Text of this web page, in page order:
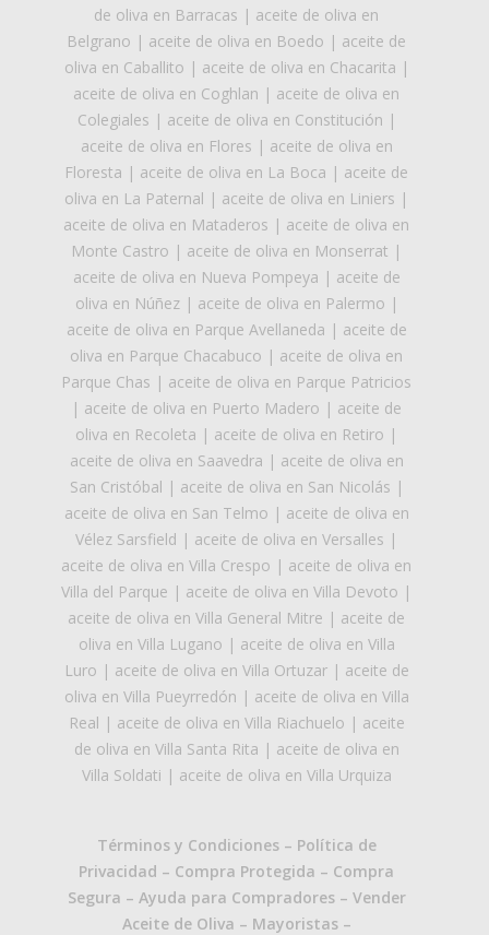
de oliva en Barracas | aceite de oliva en
Belgrano | aceite de oliva en Boedo | aceite de
oliva en Caballito | aceite de oliva en Chacarita |
aceite de oliva en Coghlan | aceite de oliva en
Colegiales | aceite de oliva en Constitución |
aceite de oliva en Flores | aceite de oliva en
Floresta | aceite de oliva en La Boca | aceite de
oliva en La Paternal | aceite de oliva en Liniers |
aceite de oliva en Mataderos | aceite de oliva en
Monte Castro | aceite de oliva en Monserrat |
aceite de oliva en Nueva Pompeya | aceite de
oliva en Núñez| aceite de oliva en Palermo |
aceite de oliva en Parque Avellaneda | aceite de
oliva en Parque Chacabuco | aceite de oliva en
Parque Chas | aceite de oliva en Parque Patricios
| aceite de oliva en Puerto Madero | aceite de
oliva en Recoleta | aceite de oliva en Retiro |
aceite de oliva en Saavedra | aceite de oliva en
San Cristóbal | aceite de oliva en San Nicolás |
aceite de oliva en San Telmo | aceite de oliva en
Vélez Sarsfield | aceite de oliva en Versalles |
aceite de oliva en Villa Crespo | aceite de oliva en
Villa del Parque | aceite de oliva en Villa Devoto |
aceite de oliva en Villa General Mitre | aceite de
oliva en Villa Lugano | aceite de oliva en Villa
Luro | aceite de oliva en Villa Ortuzar| aceite de
oliva en Villa Pueyrredón | aceite de oliva en Villa
Real | aceite de oliva en Villa Riachuelo | aceite
de oliva en Villa Santa Rita | aceite de oliva en
Villa Soldati | aceite de oliva en Villa Urquiza
Términos y Condiciones– Política de
Privacidad – Compra Protegida – Compra
Segura – Ayuda para Compradores– Vender
Aceite de Oliva – Mayoristas–